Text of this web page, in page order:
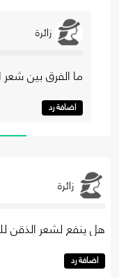
زائرة
ما الفرق بين
اضافة رد
زائرة
هل ينفع لشعر الذقن
اضافة رد